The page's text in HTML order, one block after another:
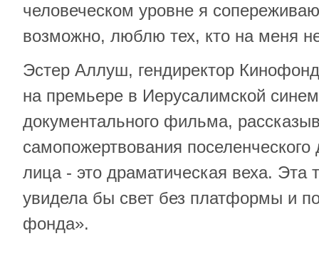
человеческом уровне я
возможно, люблю тех, кто на меня
Эстер Аллуш, гендиректор
на премьере в Иерусалимской
документального фильма,
самопожертвования поселенческого
лица - это драматическая веха. Эта
увидела бы свет без платформы и
фонда».